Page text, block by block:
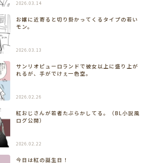
2026.03.14
お嬢に近寄ると切り掛かってくるタイプの若い
モン。
2026.03.13
サンリオピューロランドで彼女以上に盛り上が
れるが、手がでけぇ一色空。
2026.02.26
紅おじさんが若者たぶらかしてる。（BL小説風
ログ公開）
2026.02.22
今日は紅の誕生日！